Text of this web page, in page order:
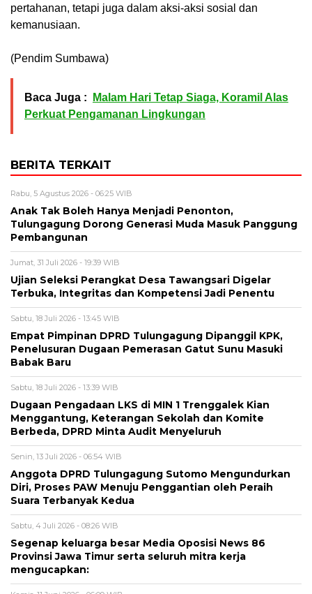
pertahanan, tetapi juga dalam aksi-aksi sosial dan
kemanusiaan.
‎(Pendim Sumbawa)
Baca Juga :
Malam Hari Tetap Siaga, Koramil Alas
Perkuat Pengamanan Lingkungan
BERITA TERKAIT
Rabu, 5 Agustus 2026 - 06:25 WIB
Anak Tak Boleh Hanya Menjadi Penonton,
Tulungagung Dorong Generasi Muda Masuk Panggung
Pembangunan
Jumat, 31 Juli 2026 - 19:39 WIB
Ujian Seleksi Perangkat Desa Tawangsari Digelar
Terbuka, Integritas dan Kompetensi Jadi Penentu
Sabtu, 18 Juli 2026 - 13:45 WIB
Empat Pimpinan DPRD Tulungagung Dipanggil KPK,
Penelusuran Dugaan Pemerasan Gatut Sunu Masuki
Babak Baru
Sabtu, 18 Juli 2026 - 13:39 WIB
Dugaan Pengadaan LKS di MIN 1 Trenggalek Kian
Menggantung, Keterangan Sekolah dan Komite
Berbeda, DPRD Minta Audit Menyeluruh
Senin, 13 Juli 2026 - 06:54 WIB
Anggota DPRD Tulungagung Sutomo Mengundurkan
Diri, Proses PAW Menuju Penggantian oleh Peraih
Suara Terbanyak Kedua
Sabtu, 4 Juli 2026 - 08:26 WIB
Segenap keluarga besar Media Oposisi News 86
Provinsi Jawa Timur serta seluruh mitra kerja
mengucapkan: